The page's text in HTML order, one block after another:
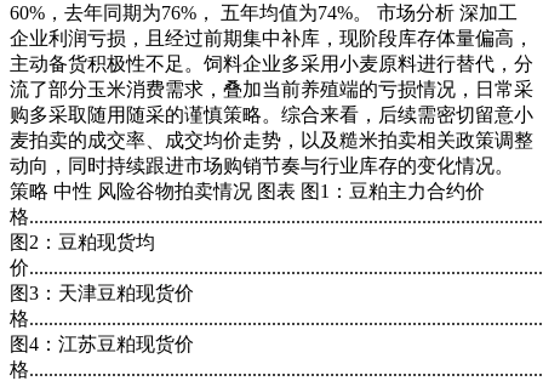
60%，去年同期为76%， 五年均值为74%。 市场分析 深加工
企业利润亏损，且经过前期集中补库，现阶段库存体量偏高，
主动备货积极性不足。饲料企业多采用小麦原料进行替代，分
流了部分玉米消费需求，叠加当前养殖端的亏损情况，日常采
购多采取随用随采的谨慎策略。综合来看，后续需密切留意小
麦拍卖的成交率、成交均价走势，以及糙米拍卖相关政策调整
动向，同时持续跟进市场购销节奏与行业库存的变化情况。
策略 中性 风险谷物拍卖情况 图表 图1：豆粕主力合约价
格
图2：豆粕现货均
价
图3：天津豆粕现货价
格
图4：江苏豆粕现货价
格